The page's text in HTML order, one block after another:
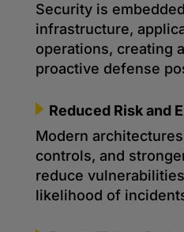
Security is
infrastructure,
operations, creating
proactive defense
Reduced Risk and
Modern
controls, and
reduce
likelihood of